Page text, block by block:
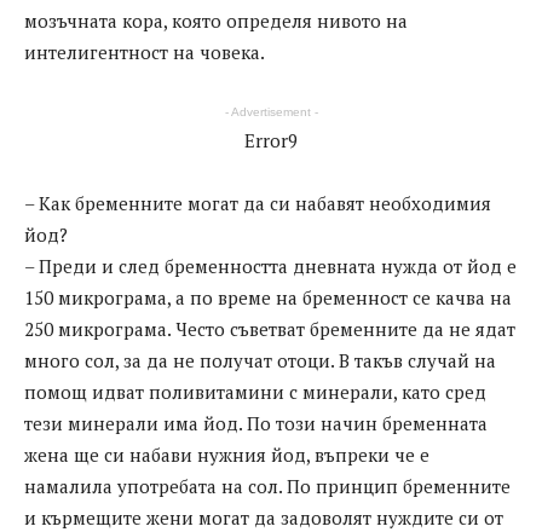
мозъчната кора, която определя нивото на
интелигентност на човека.
- Advertisement -
Error9
– Как бременните могат да си набавят необходимия
йод?
– Преди и след бременността дневната нужда от йод е
150 микрограма, а по време на бременност се качва на
250 микрограма. Често съветват бременните да не ядат
много сол, за да не получат отоци. В такъв случай на
помощ идват поливитамини с минерали, като сред
тези минерали има йод. По този начин бременната
жена ще си набави нужния йод, въпреки че е
намалила употребата на сол. По принцип бременните
и кърмещите жени могат да задоволят нуждите си от